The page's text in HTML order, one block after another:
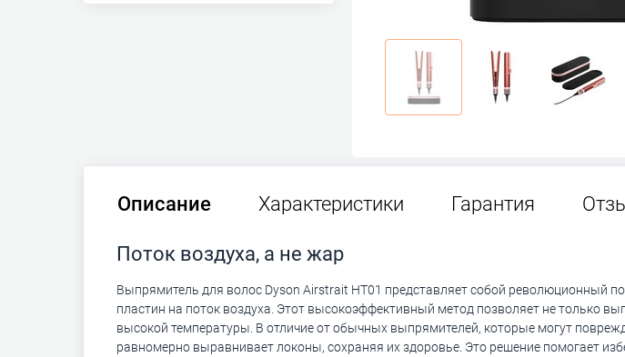
Описание Характеристики Гарантия
Поток воздуха, а не жар
Выпрямитель для волос Dyson Airstrait HT01 представляет собой революционный
пластин на поток воздуха. Этот высокоэффективный метод позволяет не только
высокой температуры. В отличие от обычных выпрямителей, которые могут
равномерно выравнивает локоны, сохраняя их здоровье. Это решение помогает